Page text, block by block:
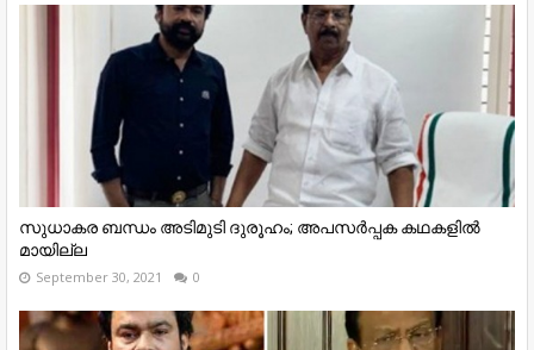
സുധാകര ബന്ധം അടിമുടി ദുരൂഹം; അപസർപ്പക കഥകളിൽ
മായില്ല
September 30, 2021 0